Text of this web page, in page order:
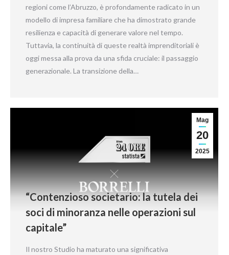
regioni come l’Abruzzo, è profondamente radicato in un
modello di impresa familiare che ha dimostrato grande
resilienza e capacità di generare valore nel tempo.
Tuttavia, la continuità di queste realtà imprenditoriali è
oggi messa alla prova da una sfida cruciale: il passaggio
generazionale. La transizione della…
Mag
20
2025
“Contenzioso societario: la tutela dei
soci di minoranza nelle operazioni sul
capitale”
Il nostro Studio ha maturato una significativa